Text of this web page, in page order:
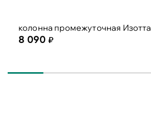
колонна промежуточная Изотта
8 090